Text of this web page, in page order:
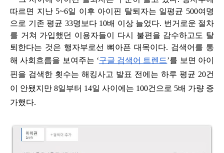
따르면 지난 5~6일 이후 아이핀 탈퇴자는 일평균 500여명
으로 기존 평균 33명보다 10배 이상 늘었다. 번거로운 절차
를 거쳐 가입했던 이용자들이 다시 불편을 감수하고도 탈
퇴한다는 것은 행자부로선 뼈아픈 대목이다. 검색어를 통
해 사회흐름을 보여주는 ‘구글 검색어 트렌드’를 보면 아이
핀을 검색한 횟수는 해킹사고 발표 전에는 하루 평균 20건
이 안됐지만 8일부터 14일 사이에는 100건으로 5배 가량 증
가했다.